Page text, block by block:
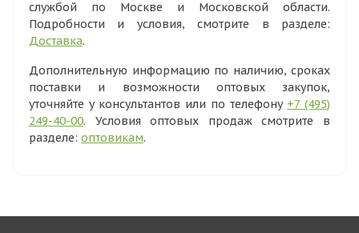
службой по Москве и Московской области.
Подробности и условия, смотрите в разделе:
Доставка.
Дополнительную информацию по наличию, сроках
поставки и возможности оптовых закупок,
уточняйте у консультантов или по телефону +7 (495)
249-40-00. Условия оптовых продаж смотрите в
разделе: оптовикам.